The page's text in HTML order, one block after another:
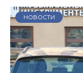
НОВОСТИ